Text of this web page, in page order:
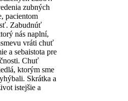
zubných
pacientom
Zabudnúť
nás naplní,
vráti chuť
a sebaistota pre
Chuť
ktorým sme
Skrátka a
istejšie a